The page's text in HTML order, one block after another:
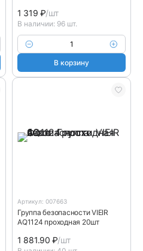
1 319₽/шт
В наличии: 96 шт.
В корзину
Артикул: 007663
Группа безопасности VIEIR
AQ1124 проходная 20шт
1 881.90₽/шт